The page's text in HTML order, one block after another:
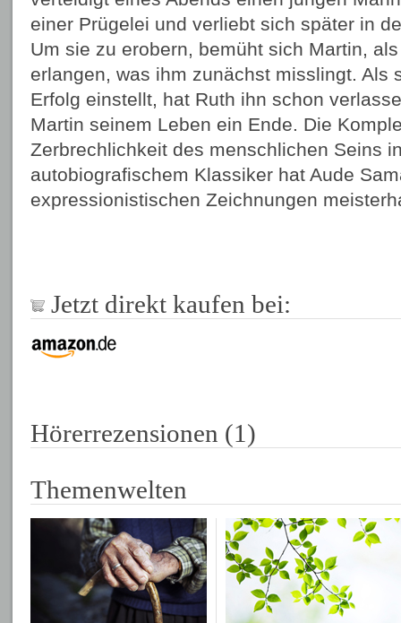
einer Prügelei und verliebt sich später in
Um sie zu erobern, bemüht sich Martin,
erlangen, was ihm zunächst misslingt. Als
Erfolg einstellt, hat Ruth ihn schon
Martin seinem Leben ein Ende. Die
Zerbrechlichkeit des menschlichen Seins
autobiografischem Klassiker hat Aude
expressionistischen Zeichnungen
Jetzt direkt kaufen bei:
Hörerrezensionen (1)
Themenwelten